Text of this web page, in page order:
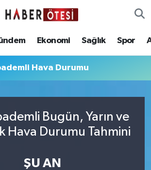
Ekonomi Sağlık Spor
Hava Durumu
Bugün, Yarın ve
Hava Durumu Tahmini
ŞU AN
Eczaneler
Yoğunluk Haritası
Durumu ve Fikstür